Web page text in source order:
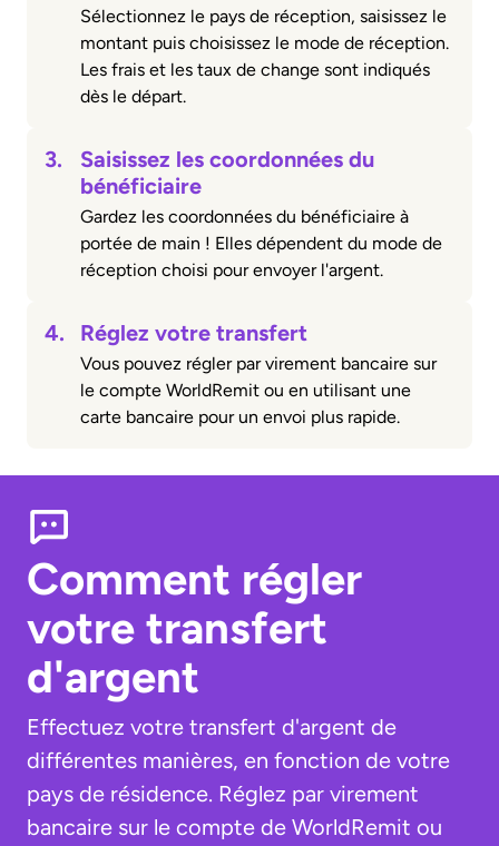
Sélectionnez le pays de réception, saisissez le
montant puis choisissez le mode de réception.
Les frais et les taux de change sont indiqués
dès le départ.
3.
Saisissez les coordonnées du
bénéficiaire
Gardez les coordonnées du bénéficiaire à
portée de main ! Elles dépendent du mode de
réception choisi pour envoyer l'argent.
4. Réglez votre transfert
Vous pouvez régler par virement bancaire sur
le compte WorldRemit ou en utilisant une
carte bancaire pour un envoi plus rapide.
Comment régler
votre transfert
d'argent
Effectuez votre transfert d'argent de
différentes manières, en fonction de votre
pays de résidence. Réglez par virement
bancaire sur le compte de WorldRemit ou